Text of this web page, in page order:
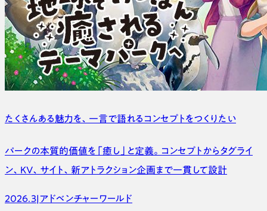
たくさんある魅力を、 一言で語れるコンセプトをつくりたい
パークの本質的価値を「癒し」と定義。コンセプトからタグライ
ン、KV、サイト、新アトラクション企画まで一貫して設計
2026.3|アドベンチャーワールド